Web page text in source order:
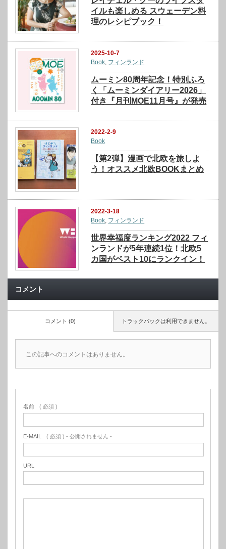
イルも楽しめる スウェーデン料
理のレシピブック！
2025-10-7
Book, フィンランド
ムーミン80周年記念！特別ふろ
く「ムーミンダイアリー2026」
付き『月刊MOE11月号』が発売
2022-2-9
Book
【第2弾】漫画で北欧を旅しよ
う！オススメ北欧BOOKまとめ
2022-3-18
Book フィンランド
世界幸福度ランキング2022 フィ
ンランドが5年連続1位！北欧5
カ国がベスト10にランクイン！
コメント
トラックバックは利用できません。
コメント (0)
この記事へのコメントはありません。
名前 ( 必須 )
E-MAIL ( 必須 ) - 公開されません -
URL